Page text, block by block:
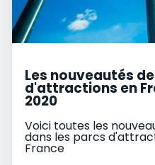
Les nouveautés
d'attractions en
2020
Voici toutes les
dans les parcs
France